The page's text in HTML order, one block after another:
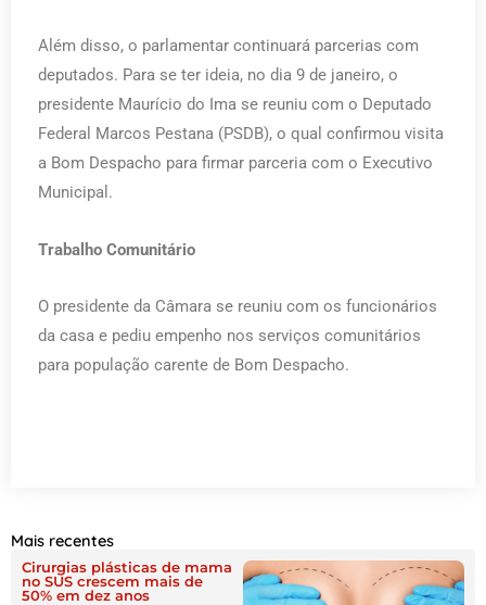
Além disso, o parlamentar continuará parcerias com
deputados. Para se ter ideia, no dia 9 de janeiro, o
presidente Maurício do Ima se reuniu com o Deputado
Federal Marcos Pestana (PSDB), o qual confirmou visita
a Bom Despacho para firmar parceria com o Executivo
Municipal.
Trabalho Comunitário
O presidente da Câmara se reuniu com os funcionários
da casa e pediu empenho nos serviços comunitários
para população carente de Bom Despacho.
Mais recentes
Cirurgias plásticas de mama
no SUS crescem mais de
50% em dez anos